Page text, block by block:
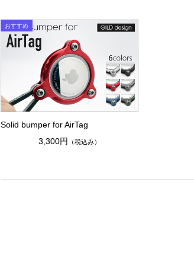
Solid bumper for AirTag
3,300円
（税込み）